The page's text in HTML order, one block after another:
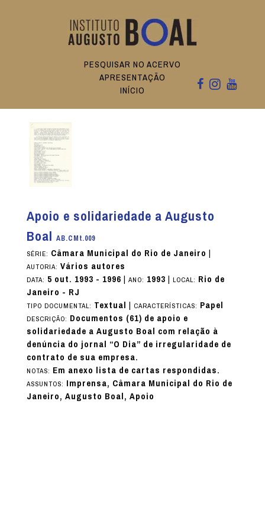
PESQUISAR NO ACERVO
APRESENTAÇÃO
INÍCIO
Apoio e solidariedade a Augusto
Boal AB.CMt.009
SÉRIE: Câmara Municipal do Rio de Janeiro |
AUTORIA: Vários autores
DATA: 5 out. 1993 - 1996| ANO: 1993| LOCAL: Rio de
Janeiro - RJ
TIPO DOCUMENTAL: Textual | CARACTERÍSTICAS: Papel
DESCRIÇÃO: Documentos (61) de apoio e
solidariedade a Augusto Boal com relação à
denúncia do jornal “O Dia” de irregularidade de
contrato de sua empresa.
NOTAS: Em anexo lista de cartas respondidas.
ASSUNTOS: Imprensa, Câmara Municipal do Rio de
Janeiro, Augusto Boal, Apoio